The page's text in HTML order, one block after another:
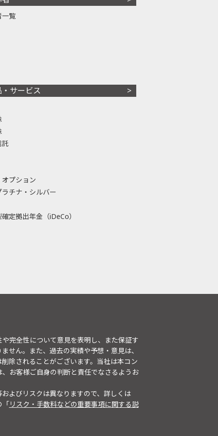
一覧
・サービス
託
プション
ラチナ・シルバー
定拠出年金（iDeCo）
完全性について意見を表明し、また保証す
せん。また、過去の実績や予想・意見は、
除されることがございます。当社は本コン
お客様ご自身の判断と責任でなさるようお
よびリスクは異なりますので、詳しくは
「リスク・手数料などの重要事項に関する説